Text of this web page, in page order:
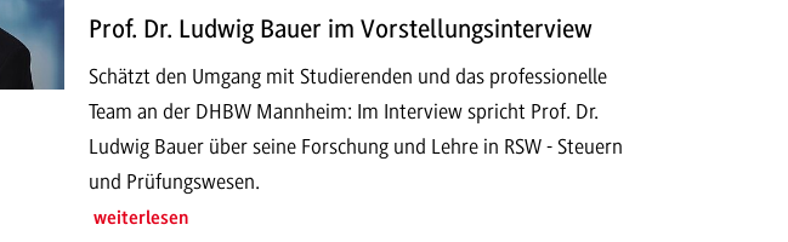
Prof. Dr. Ludwig Bauer im Vorstellungsinterview
Schätzt den Umgang mit Studierenden und das professionelle
Team an der DHBW Mannheim: Im Interview spricht Prof. Dr.
Ludwig Bauer über seine Forschung und Lehre in RSW - Steuern
und Prüfungswesen.
weiterlesen